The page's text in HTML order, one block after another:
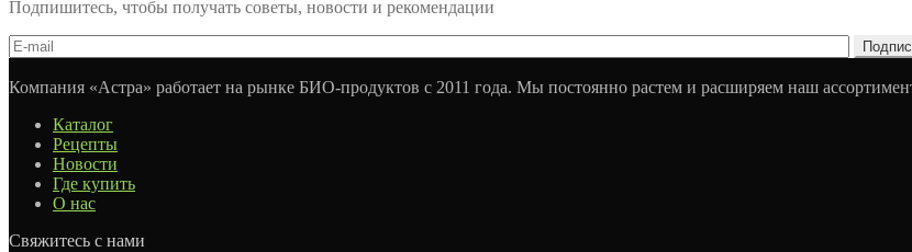
Подпишитесь, чтобы получать советы, новости и рекомендации
Компания «Астра» работает на рынке БИО-продуктов с 2011 года. Мы постоянно растем и расширяем наш
Каталог
Рецепты
Новости
Где купить
О нас
Свяжитесь с нами